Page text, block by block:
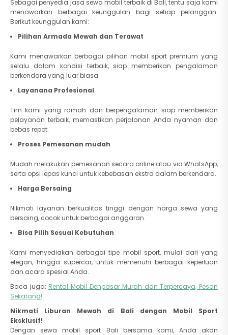
Sebagai penyedia jasa sewa mobil terbaik di Bali, tentu saja kami
menawarkan berbagai keunggulan bagi setiap pelanggan.
Berikut keunggulan kami:
Pilihan Armada Mewah dan Terawat
Kami menawarkan berbagai pilihan mobil sport premium yang
selalu dalam kondisi terbaik, siap memberikan pengalaman
berkendara yang luar biasa.
Layanana Profesional
Tim kami yang ramah dan berpengalaman siap memberikan
pelayanan terbaik, memastikan perjalanan Anda nyaman dan
bebas repot.
Proses Pemesanan mudah
Mudah melakukan pemesanan secara online atau via WhatsApp,
serta opsi lepas kunci untuk kebebasan ekstra dalam berkendara.
Harga Bersaing
Nikmati layanan berkualitas tinggi dengan harga sewa yang
bersaing, cocok untuk berbagai anggaran.
Bisa Pilih Sesuai Kebutuhan
Kami menyediakan berbagai tipe mobil sport, mulai dari yang
elegan, hingga supercar, untuk memenuhi berbagai keperluan
dan acara spesial Anda.
Baca juga:Rental Mobil Denpasar Murah dan Terpercaya, Pesan
Sekarang!
Nikmati Liburan Mewah di Bali dengan Mobil Sport
Eksklusif!
Dengan sewa mobil sport Bali bersama kami, Anda akan